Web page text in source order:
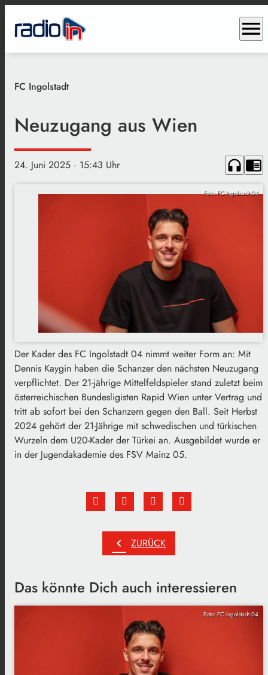
menu
FC Ingolstadt
Neuzugang aus Wien
24. Juni 2025 · 15:43 Uhr headphones chrome_reader_mode
Foto: FC Ingolstadt 04
Der Kader des FC Ingolstadt 04 nimmt weiter Form an: Mit
Dennis Kaygin haben die Schanzer den nächsten Neuzugang
verpflichtet. Der 21-jährige Mittelfeldspieler stand zuletzt beim
österreichischen Bundesligisten Rapid Wien unter Vertrag und
tritt ab sofort bei den Schanzern gegen den Ball. Seit Herbst
2024 gehört der 21-Jährige mit schwedischen und türkischen
Wurzeln dem U20-Kader der Türkei an. Ausgebildet wurde er
in der Jugendakademie des FSV Mainz 05.
chevron_left ZURÜCK
Das könnte Dich auch interessieren
Foto: FC Ingolstadt 04